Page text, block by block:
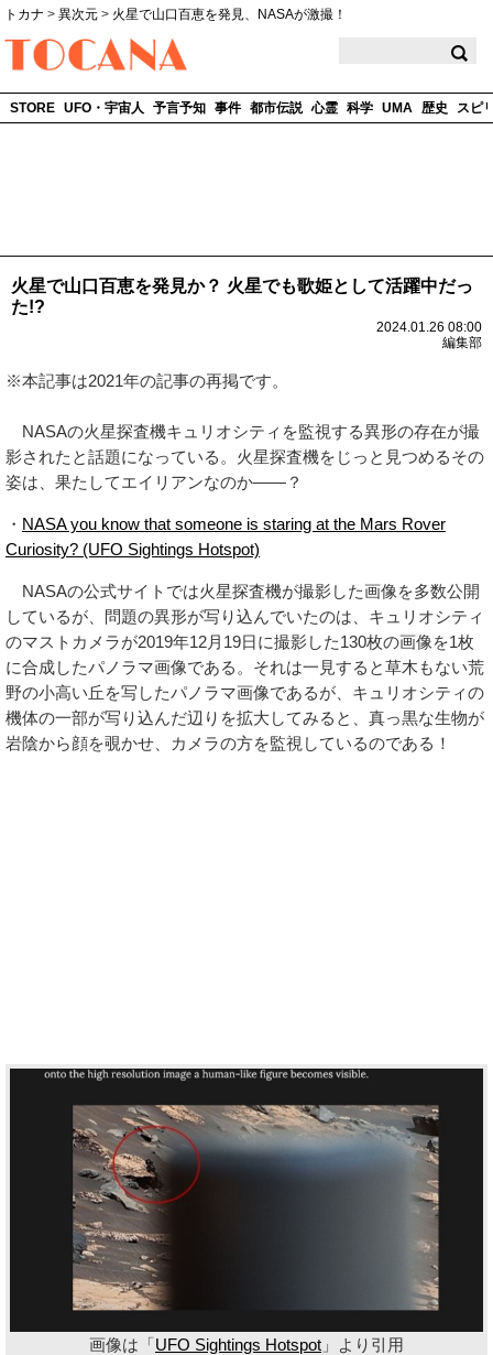
トカナ > 異次元 > 火星で山口百恵を発見、NASAが激撮！
STORE UFO・宇宙人 予言予知 事件 都市伝説 心霊 科学 UMA 歴史 スピ
火星で山口百恵を発見か？ 火星でも歌姫として活躍中だっ
た!?
2024.01.26 08:00
編集部
※本記事は2021年の記事の再掲です。
NASAの火星探査機キュリオシティを監視する異形の存在が撮
影されたと話題になっている。火星探査機をじっと見つめるその
姿は、果たしてエイリアンなのか——？
・ NASA you know that someone is staring at the Mars Rover
Curiosity? (UFO Sightings Hotspot)
NASAの公式サイトでは火星探査機が撮影した画像を多数公開
しているが、問題の異形が写り込んでいたのは、キュリオシティ
のマストカメラが2019年12月19日に撮影した130枚の画像を1枚
に合成したパノラマ画像である。それは一見すると草木もない荒
野の小高い丘を写したパノラマ画像であるが、キュリオシティの
機体の一部が写り込んだ辺りを拡大してみると、真っ黒な生物が
岩陰から顔を覗かせ、カメラの方を監視しているのである！
画像は「UFO Sightings Hotspot 」より引用